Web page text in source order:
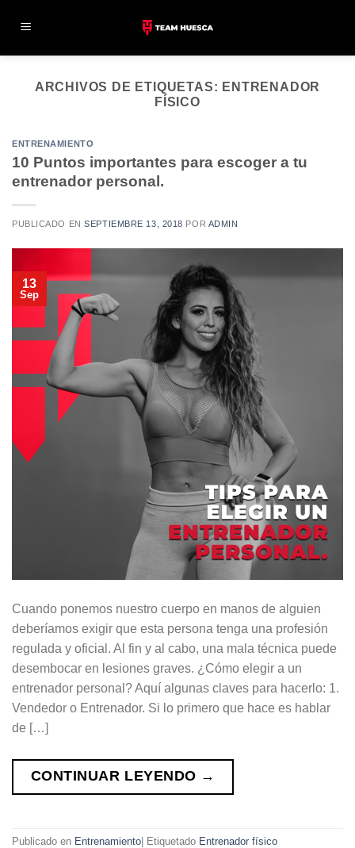
ARCHIVOS DE ETIQUETAS: ENTRENADOR
FÍSICO
ENTRENAMIENTO
10 Puntos importantes para escoger a tu
entrenador personal.
PUBLICADO ENSEPTIEMBRE 13, 2018 POR ADMIN
13
Sep
Cuando ponemos nuestro cuerpo en manos de alguien
deberíamos exigir que esta persona tenga una profesión
regulada y oficial. Al fin y al cabo, una mala técnica puede
desembocar en lesiones graves. ¿Cómo elegir a un
entrenador personal? Aquí algunas claves para hacerlo: 1.
Vendedor o Entrenador. Si lo primero que hace es hablar
de […]
CONTINUAR LEYENDO →
Publicado en Entrenamiento Etiquetado Entrenador físico